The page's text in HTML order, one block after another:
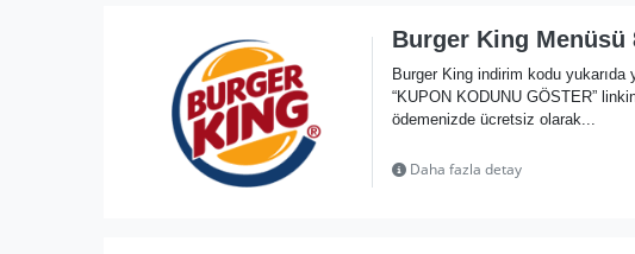
Burger King Menüsü
Burger King indirim kodu yukarıda
“KUPON KODUNU GÖSTER”
ödemenizde ücretsiz olarak...
Daha fazla detay